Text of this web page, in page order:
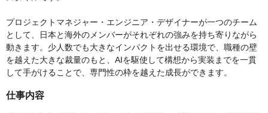
プロジェクトマネジャー・エンジニア・デザイナーが一つのチーム
として、日本と海外のメンバーがそれぞれの強みを持ち寄りながら
動きます。少人数でも大きなインパクトを出せる環境で、職種の壁
を越えた大きな裁量のもと、AIを駆使して構想から実装までを一貫
して手がけることで、専門性の枠を越えた成長ができます。
仕事内容